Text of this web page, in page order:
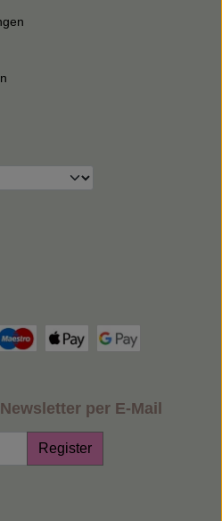
per E-Mail
Register